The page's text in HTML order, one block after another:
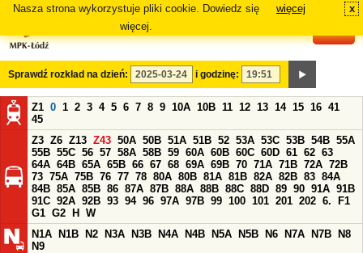
Nasza strona wykorzystuje pliki cookie. Dowiedz się
więcej.
więcej x
Sprawdź rozkład na dzień: i godzinę:
Z1 0 1 2 3 4 5 6 7 8 9 10A 10B 11 12 13 14 15 16 41
45
Z3 Z6 Z13 Z43 50A 50B 51A 51B 52 53A 53C 53B 54B 55A
55B 55C 56 57 58A 58B 59 60A 60B 60C 60D 61 62 63
64A 64B 65A 65B 66 67 68 69A 69B 70 71A 71B 72A 72B
73 75A 75B 76 77 78 80A 80B 81A 81B 82A 82B 83 84A
84B 85A 85B 86 87A 87B 88A 88B 88C 88D 89 90 91A 91B
91C 92A 92B 93 94 96 97A 97B 99 100 101 201 202 6.
F1
G1 G2 H
W
N1A
N1B N2 N3A N3B N4A N4B N5A N5B N6 N7A N7B
N8
N9